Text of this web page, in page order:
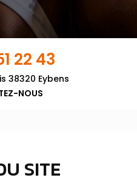
22 43
38320 Eybens
NOUS
SITE